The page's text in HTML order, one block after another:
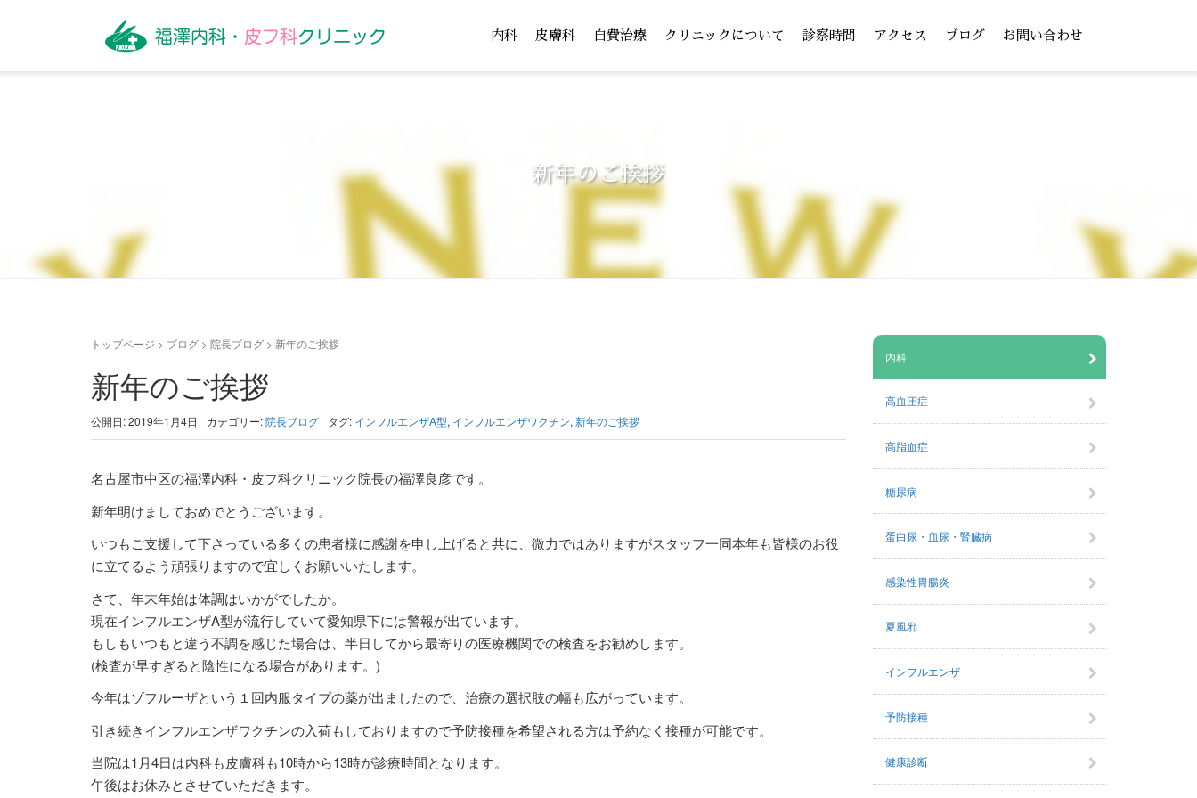
内科 皮膚科 自費治療 クリニックについて 診察時間 アクセス ブログ お問い合わせ
新年のご挨拶
トップページ > ブログ > 院長ブログ > 新年のご挨拶
新年のご挨拶
公開日: 2019年1月4日 カテゴリー:院長ブログ タグ: インフルエンザA型, インフルエンザワクチン, 新年のご挨拶
名古屋市中区の福澤内科・皮フ科クリニック院長の福澤良彦です。
新年明けましておめでとうございます。
いつもご支援して下さっている多くの患者様に感謝を申し上げると共に、微力ではありますがスタッフ一同本年も皆様のお役
に立てるよう頑張りますので宜しくお願いいたします。
さて、年末年始は体調はいかがでしたか。
現在インフルエンザA型が流行していて愛知県下には警報が出ています。
もしもいつもと違う不調を感じた場合は、半日してから最寄りの医療機関での検査をお勧めします。
(検査が早すぎると陰性になる場合があります。)
今年はゾフルーザという１回内服タイプの薬が出ましたので、治療の選択肢の幅も広がっています。
引き続きインフルエンザワクチンの入荷もしておりますので予防接種を希望される方は予約なく接種が可能です。
当院は1月4日は内科も皮膚科も10時から13時が診療時間となります。
午後はお休みとさせていただきます。
内科
高血圧症
高脂血症
糖尿病
蛋白尿・血尿・腎臓病
感染性胃腸炎
夏風邪
インフルエンザ
予防接種
健康診断